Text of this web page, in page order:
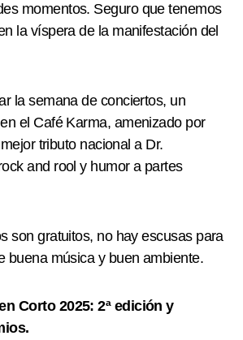
momentos. Seguro que tenemos
la víspera de la manifestación del
la semana de conciertos, un
el Café Karma, amenizado por
tributo nacional a Dr.
and rool y humor a partes
son gratuitos, no hay escusas para
buena música y buen ambiente.
Corto 2025: 2ª edición y